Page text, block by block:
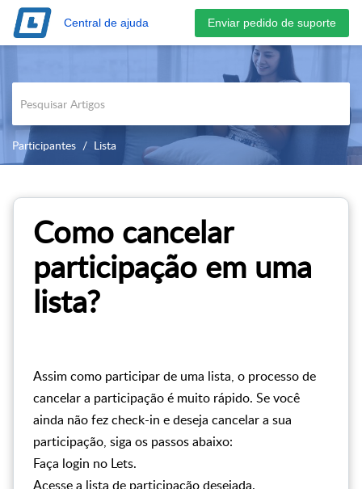
Central de ajuda
Participantes Lista
Como cancelar
participação em uma
lista?
Assim como participar de uma lista, o processo de
cancelar a participação é muito rápido. Se você
ainda não fez check-in e deseja cancelar a sua
participação, siga os passos abaixo:
Faça login no Lets.
Acesse a lista de participação desejada.